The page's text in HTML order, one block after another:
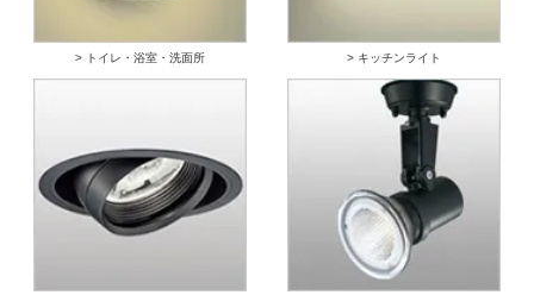
> トイレ・浴室・洗面所 > キッチンライト